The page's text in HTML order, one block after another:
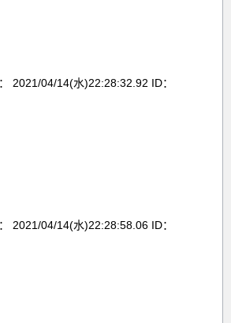
2021/04/14(水)22:28:32.92 ID：
2021/04/14(水)22:28:58.06 ID：